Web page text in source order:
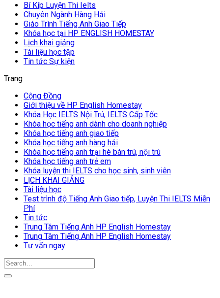
Bí Kíp Luyện Thi Ielts
Chuyên Ngành Hàng Hải
Giáo Trình Tiếng Anh Giao Tiếp
Khóa học tại HP ENGLISH HOMESTAY
Lịch khai giảng
Tài liệu học tập
Tin tức Sự kiện
Trang
Cộng Đồng
Giới thiệu về HP English Homestay
Khóa Học IELTS Nội Trú, IELTS Cấp Tốc
Khóa học tiếng anh dành cho doanh nghiệp
Khóa học tiếng anh giao tiếp
Khóa học tiếng anh hàng hải
Khóa học tiếng anh trại hè bán trú, nội trú
Khóa học tiếng anh trẻ em
Khóa luyện thi IELTS cho học sinh, sinh viên
LỊCH KHAI GIẢNG
Tài liệu học
Test trình độ Tiếng Anh Giao tiếp, Luyện Thi IELTS Miễn
Phí
Tin tức
Trung Tâm Tiếng Anh HP English Homestay
Trung Tâm Tiếng Anh HP English Homestay
Tư vấn ngay